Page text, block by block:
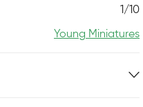
1/10
Young Miniatures